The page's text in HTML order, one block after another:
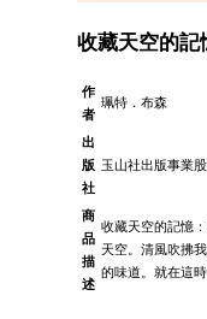
收藏天空的記
作
者
珮特．布森
出
版
社
玉山社出版事業
商
品
描
述
收藏天空的記憶
天空。清風吹拂
的味道。就在這